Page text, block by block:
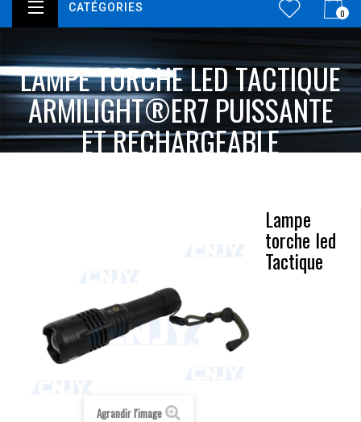
0
CATÉGORIES
LAMPE TORCHE LED TACTIQUE
ARMILIGHT®ER7 PUISSANTE
ET RECHARGEABLE
Agrandir l'image
Lampe
torche led
Tactique